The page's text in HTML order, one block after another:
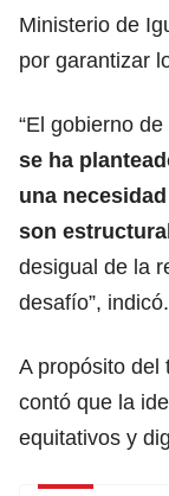
Ministerio de
por garantizar
“El gobierno
se ha
una
son
desigual de la
desafío”, indicó.
A propósito del
contó que la
equitativos y